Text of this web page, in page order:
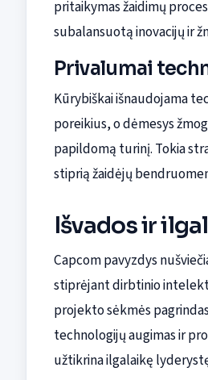
pritaikymas žaidimų
subalansuotą inovacijų ir
Privalumai
Kūrybiškai išnaudojama
poreikius, o dėmesys
papildomą turinį. Tokia
stiprią žaidėjų
Išvados ir
Capcom pavyzdys
stiprėjant dirbtinio
projekto sėkmės
technologijų augimas ir
užtikrina ilgalaikę